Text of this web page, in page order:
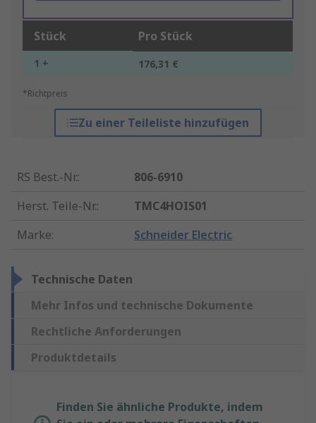
Stück Pro Stück
1 + 176,31 €
*Richtpreis
Zu einer Teileliste hinzufügen
RS Best.-Nr.:
806-6910
Herst. Teile-Nr.:
TMC4HOIS01
Marke: Schneider Electric
Technische Daten
Mehr Infos und technische Dokumente
Rechtliche Anforderungen
Produktdetails
Finden Sie ähnliche Produkte, indem